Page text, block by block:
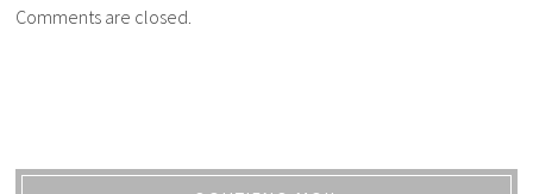
Comments are closed.